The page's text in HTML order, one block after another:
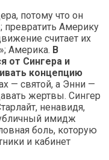
потому что он
превратить Америку
считает их
Америка. В
от Сингера и
концепцию
— святой, а Энни —
жертвы. Сингер
ненавидя,
имидж
боль, которую
и кабинет